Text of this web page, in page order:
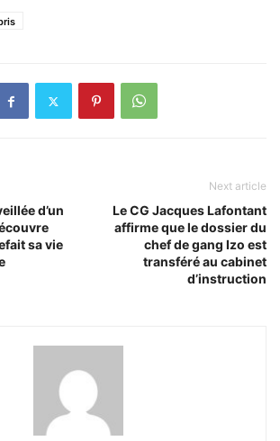
d’un
sa vie
Next article
Le CG Jacques Lafontant
affirme que le dossier du
chef de gang Izo est
transféré au cabinet
d’instruction